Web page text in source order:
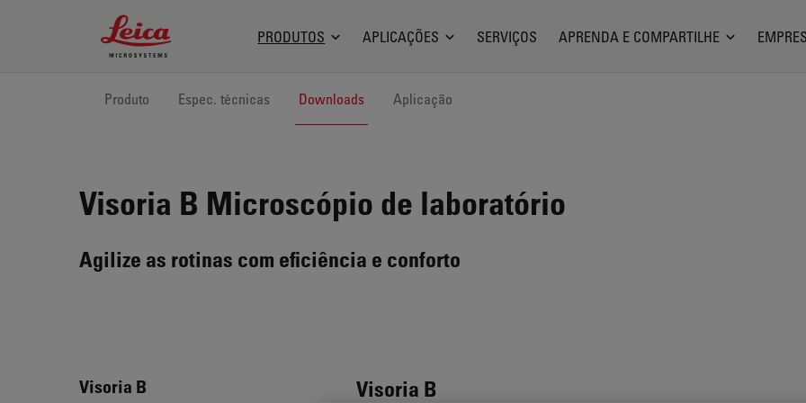
Leica Microsystems Logo
PRODUTOS APLICAÇÕES SERVIÇOS APRENDA E COMPARTILHE
Produto Espec. técnicas Downloads Aplicação
Visoria B Microscópio de laboratório
Agilize as rotinas com eficiência e conforto
Visoria B Visoria B